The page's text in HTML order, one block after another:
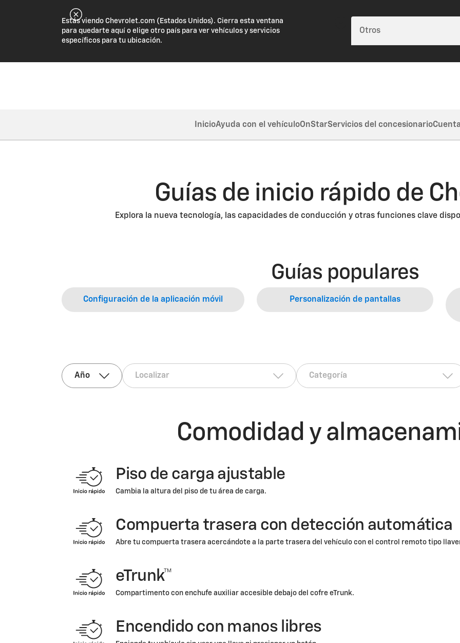
Estás viendo Chevrolet.com (Estados Unidos). Cierra esta ventana
para quedarte aquí o elige otro país para ver vehículos y servicios
específicos para tu ubicación.
InicioAyuda con el vehículoOnStarServicios del concesionario
Guías de inicio rápido de
Explora la nueva tecnología, las capacidades de conducción y otras funciones clave
Guías populares
Configuración de la aplicación móvil Personalización de pantallas
Comodidad y
Piso de carga ajustable
Cambia la altura del piso de tu área de carga.
Compuerta trasera con detección automática
Abre tu compuerta trasera acercándote a la parte trasera del vehículo con el control remoto tipo
eTrunk™
Compartimento con enchufe auxiliar accesible debajo del cofre eTrunk.
Encendido con manos libres